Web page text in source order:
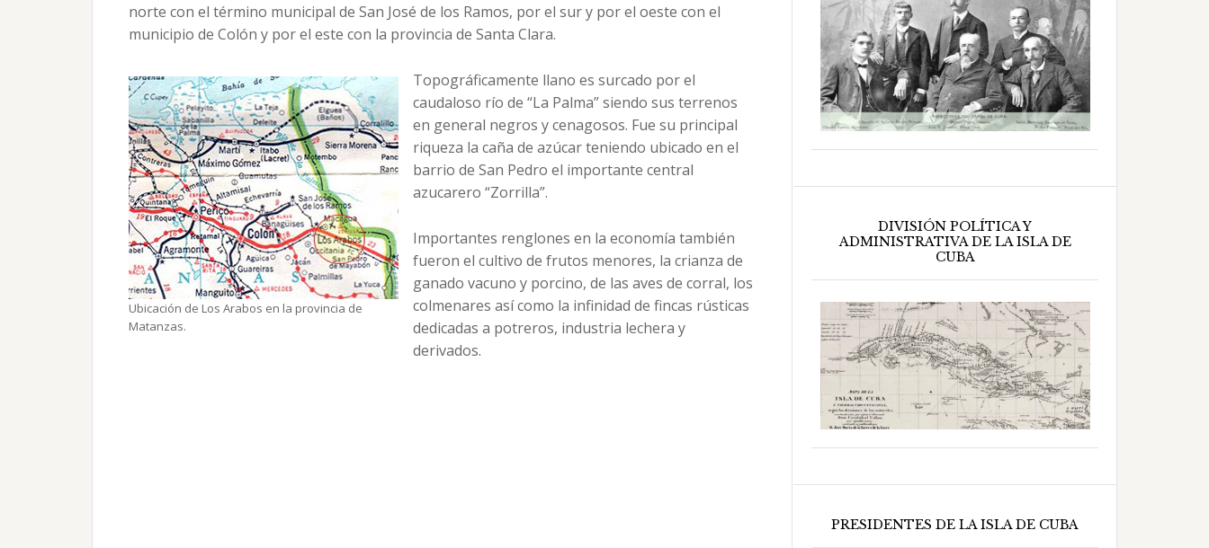
norte con el término municipal de San José de los Ramos, por el sur y por el oeste con el
municipio de Colón y por el este con la provincia de Santa Clara.
Ubicación de Los Arabos en la provincia de
Matanzas.
Topográficamente llano es surcado por el
caudaloso río de “La Palma” siendo sus terrenos
en general negros y cenagosos. Fue su principal
riqueza la caña de azúcar teniendo ubicado en el
barrio de San Pedro el importante central
azucarero “Zorrilla”.
Importantes renglones en la economía también
fueron el cultivo de frutos menores, la crianza de
ganado vacuno y porcino, de las aves de corral, los
colmenares así como la infinidad de fincas rústicas
dedicadas a potreros, industria lechera y
derivados.
DIVISIÓN POLÍTICA Y
ADMINISTRATIVA DE LA ISLA DE
CUBA
PRESIDENTES DE LA ISLA DE CUBA